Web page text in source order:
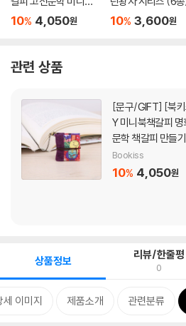
만...
10% 4,050원 10% 3,600원
관련 상품
[문구/GIFT]
Y 미니북책갈피 명
문학 책갈피 만들
Bookiss
10% 4,050원
상품정보 리뷰/한줄평
0
세 이미지 제품소개 관련분류